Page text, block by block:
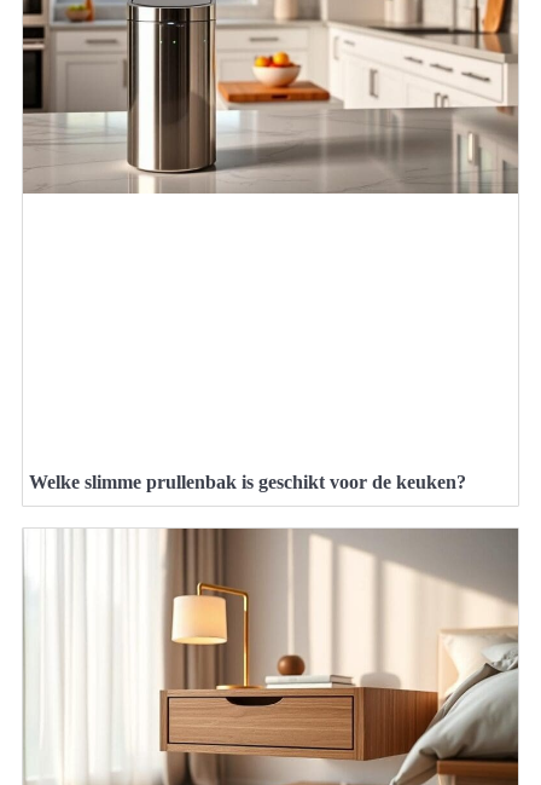
Welke slimme prullenbak is geschikt voor de keuken?